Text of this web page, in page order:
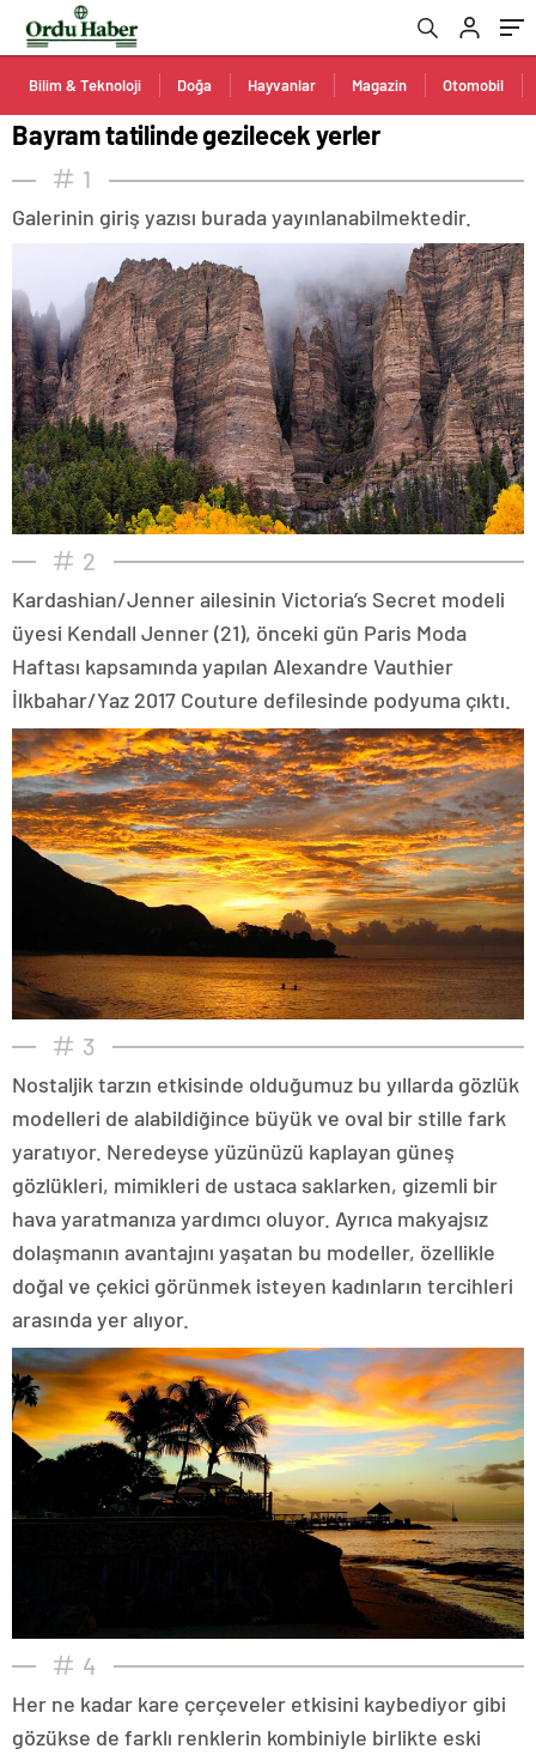
Bilim & Teknoloji Doğa Hayvanlar Magazin Otomobil
Bayram tatilinde gezilecek yerler
1
Galerinin giriş yazısı burada yayınlanabilmektedir.
2
Kardashian/Jenner ailesinin Victoria’s Secret modeli
üyesi Kendall Jenner (21), önceki gün Paris Moda
Haftası kapsamında yapılan Alexandre Vauthier
İlkbahar/Yaz 2017 Couture defilesinde podyuma çıktı.
3
Nostaljik tarzın etkisinde olduğumuz bu yıllarda gözlük
modelleri de alabildiğince büyük ve oval bir stille fark
yaratıyor. Neredeyse yüzünüzü kaplayan güneş
gözlükleri, mimikleri de ustaca saklarken, gizemli bir
hava yaratmanıza yardımcı oluyor. Ayrıca makyajsız
dolaşmanın avantajını yaşatan bu modeller, özellikle
doğal ve çekici görünmek isteyen kadınların tercihleri
arasında yer alıyor.
4
Her ne kadar kare çerçeveler etkisini kaybediyor gibi
gözükse de farklı renklerin kombiniyle birlikte eski